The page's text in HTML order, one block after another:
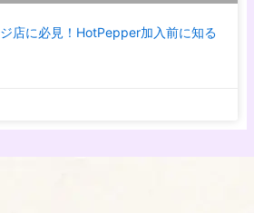
店に必見！HotPepper加入前に知る